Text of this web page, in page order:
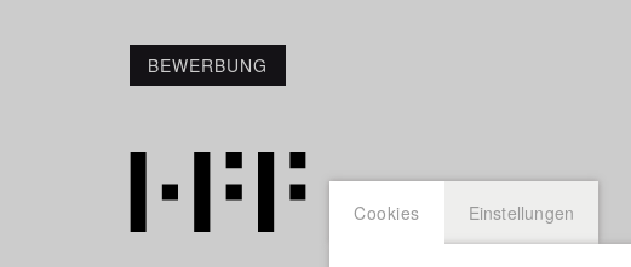
BEWERBUNG
Cookies Einstellungen